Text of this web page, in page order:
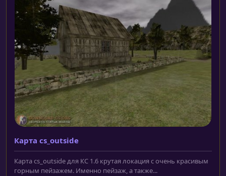
Карта cs_outside
Карта cs_outside для КС 1.6 крутая локация с очень красивым
горным пейзажем. Именно пейзаж, а также...